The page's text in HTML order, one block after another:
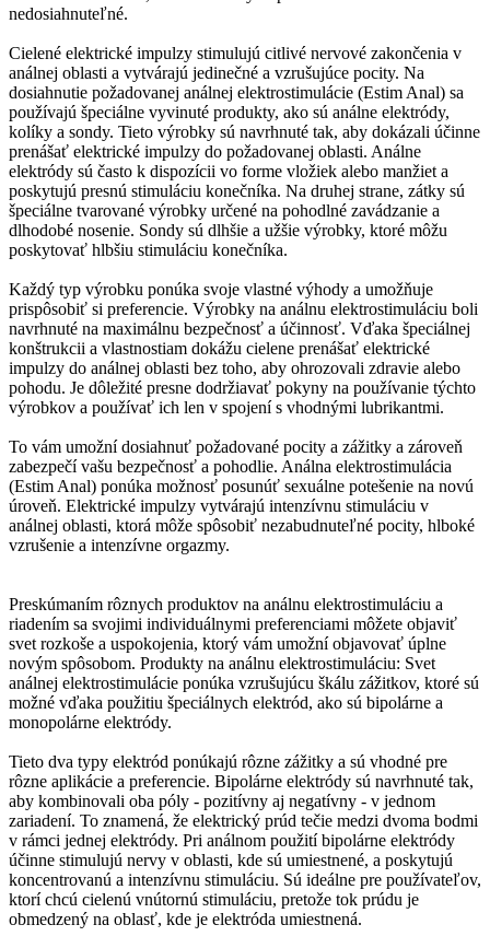
nedosiahnuteľné.
Cielené elektrické impulzy stimulujú citlivé nervové zakončenia v
análnej oblasti a vytvárajú jedinečné a vzrušujúce pocity. Na
dosiahnutie požadovanej análnej elektrostimulácie (Estim Anal) sa
používajú špeciálne vyvinuté produkty, ako sú análne elektródy,
kolíky a sondy. Tieto výrobky sú navrhnuté tak, aby dokázali účinne
prenášať elektrické impulzy do požadovanej oblasti. Análne
elektródy sú často k dispozícii vo forme vložiek alebo manžiet a
poskytujú presnú stimuláciu konečníka. Na druhej strane, zátky sú
špeciálne tvarované výrobky určené na pohodlné zavádzanie a
dlhodobé nosenie. Sondy sú dlhšie a užšie výrobky, ktoré môžu
poskytovať hlbšiu stimuláciu konečníka.
Každý typ výrobku ponúka svoje vlastné výhody a umožňuje
prispôsobiť si preferencie. Výrobky na análnu elektrostimuláciu boli
navrhnuté na maximálnu bezpečnosť a účinnosť. Vďaka špeciálnej
konštrukcii a vlastnostiam dokážu cielene prenášať elektrické
impulzy do análnej oblasti bez toho, aby ohrozovali zdravie alebo
pohodu. Je dôležité presne dodržiavať pokyny na používanie týchto
výrobkov a používať ich len v spojení s vhodnými lubrikantmi.
To vám umožní dosiahnuť požadované pocity a zážitky a zároveň
zabezpečí vašu bezpečnosť a pohodlie. Análna elektrostimulácia
(Estim Anal) ponúka možnosť posunúť sexuálne potešenie na novú
úroveň. Elektrické impulzy vytvárajú intenzívnu stimuláciu v
análnej oblasti, ktorá môže spôsobiť nezabudnuteľné pocity, hlboké
vzrušenie a intenzívne orgazmy.
Preskúmaním rôznych produktov na análnu elektrostimuláciu a
riadením sa svojimi individuálnymi preferenciami môžete objaviť
svet rozkoše a uspokojenia, ktorý vám umožní objavovať úplne
novým spôsobom. Produkty na análnu elektrostimuláciu: Svet
análnej elektrostimulácie ponúka vzrušujúcu škálu zážitkov, ktoré sú
možné vďaka použitiu špeciálnych elektród, ako sú bipolárne a
monopolárne elektródy.
Tieto dva typy elektród ponúkajú rôzne zážitky a sú vhodné pre
rôzne aplikácie a preferencie. Bipolárne elektródy sú navrhnuté tak,
aby kombinovali oba póly - pozitívny aj negatívny - v jednom
zariadení. To znamená, že elektrický prúd tečie medzi dvoma bodmi
v rámci jednej elektródy. Pri análnom použití bipolárne elektródy
účinne stimulujú nervy v oblasti, kde sú umiestnené, a poskytujú
koncentrovanú a intenzívnu stimuláciu. Sú ideálne pre používateľov,
ktorí chcú cielenú vnútornú stimuláciu, pretože tok prúdu je
obmedzený na oblasť, kde je elektróda umiestnená.